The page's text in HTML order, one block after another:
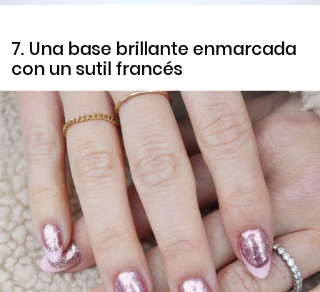
7. Una base brillante enmarcada
con un sutil francés